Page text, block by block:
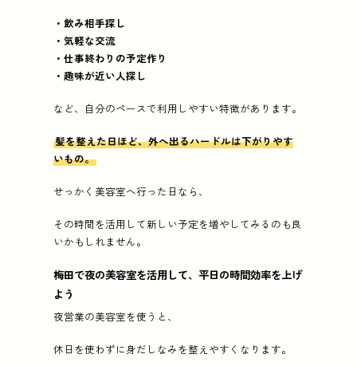
・飲み相手探し
・気軽な交流
・仕事終わりの予定作り
・趣味が近い人探し
など、自分のペースで利用しやすい特徴があります。
髪を整えた日ほど、外へ出るハードルは下がりやす
いもの。
せっかく美容室へ行った日なら、
その時間を活用して新しい予定を増やしてみるのも良
いかもしれません。
梅田で夜の美容室を活用して、平日の時間効率を上げ
よう
夜営業の美容室を使うと、
休日を使わずに身だしなみを整えやすくなります。